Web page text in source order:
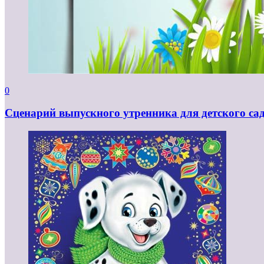
0
Сценарий выпускного утренника для детского